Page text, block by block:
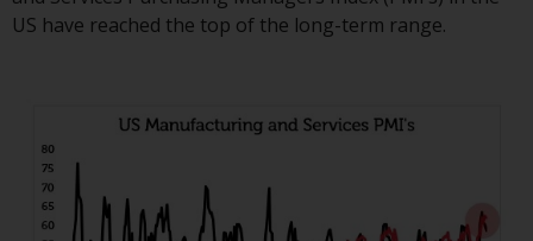
telefonisch unter 1-855-RWC-
https://www.redwheel.com/us/en/
and-documents/ besuchen. Bitte
sorgfältig durch, bevor Sie
investieren.
US have reached the top of the long-term range.